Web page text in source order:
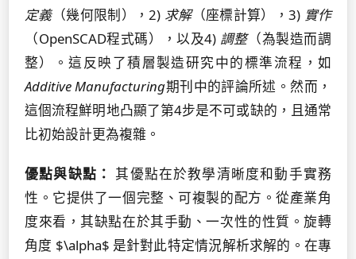
定義（幾何限制），2) 求解（座標計算），3) 實作
（OpenSCAD程式碼），以及4) 調整（為製造而調
整）。這反映了積層製造研究中的標準流程，如
Additive Manufacturing期刊中的評論所述。然而，
這個流程鮮明地凸顯了第4步是不可或缺的，且通常
比初始設計更為複雜。
優點與缺點： 其優點在於教學清晰度和動手實務
性。它提供了一個完整、可複製的配方。從產業角
度來看，其缺點在於其手動、一次性的性質。旋轉
角度 $\alpha$ 是針對此特定情況解析求解的。在專